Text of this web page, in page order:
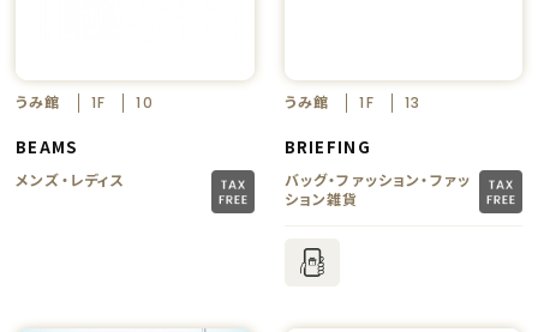
うみ館 1F 10
BEAMS
メンズ・レディス
うみ館 1F 13
BRIEFING
バッグ・ファッション・ファッ
ション雑貨